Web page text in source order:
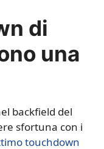
di
una
backfield del
sfortuna con i
touchdown